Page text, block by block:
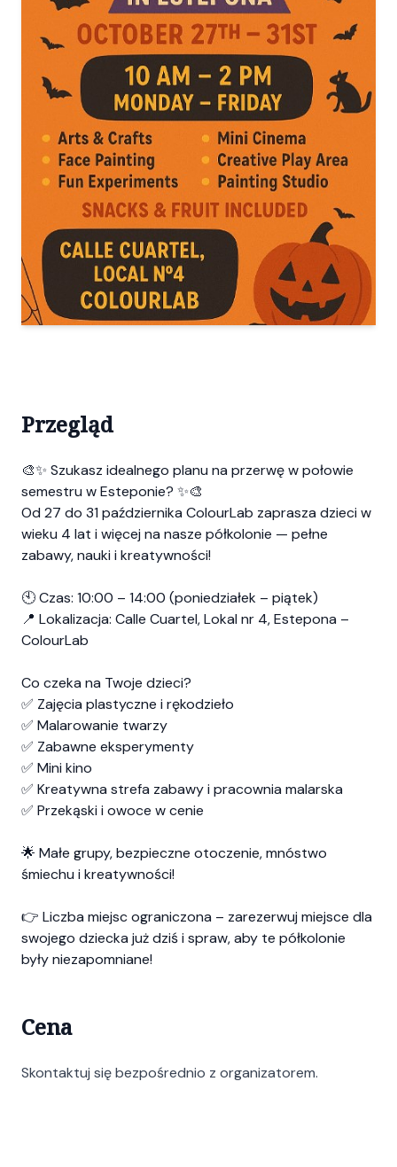
Przegląd
🎨✨ Szukasz idealnego planu na przerwę w połowie
semestru w Esteponie? ✨🎨
Od 27 do 31 października ColourLab zaprasza dzieci w
wieku 4 lat i więcej na nasze półkolonie — pełne
zabawy, nauki i kreatywności!
🕙 Czas: 10:00 – 14:00 (poniedziałek – piątek)
📍 Lokalizacja: Calle Cuartel, Lokal nr 4, Estepona –
ColourLab
Co czeka na Twoje dzieci?
✅ Zajęcia plastyczne i rękodzieło
✅ Malarowanie twarzy
✅ Zabawne eksperymenty
✅ Mini kino
✅ Kreatywna strefa zabawy i pracownia malarska
✅ Przekąski i owoce w cenie
🌟 Małe grupy, bezpieczne otoczenie, mnóstwo
śmiechu i kreatywności!
👉 Liczba miejsc ograniczona – zarezerwuj miejsce dla
swojego dziecka już dziś i spraw, aby te półkolonie
były niezapomniane!
Cena
Skontaktuj się bezpośrednio z organizatorem.